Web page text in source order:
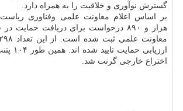
گسترش نوآوری و خلاقیت را به همراه دارد.
بر اساس اعلام معاونت علمی وفناوری ریاست
هزار و ۸۹۰ درخواست برای دریافت حمایت
اختراع خارجی گرنت شد.